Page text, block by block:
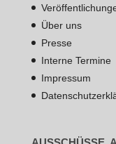
Über uns
Presse
Interne Termine
Impressum